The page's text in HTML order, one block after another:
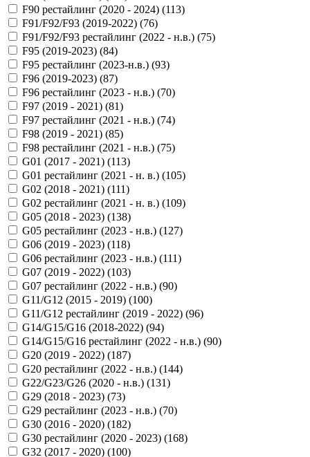
F90 рестайлинг (2020 - 2024) (113)
F91/F92/F93 (2019-2022) (76)
F91/F92/F93 рестайлинг (2022 - н.в.) (75)
F95 (2019-2023) (84)
F95 рестайлинг (2023-н.в.) (93)
F96 (2019-2023) (87)
F96 рестайлинг (2023 - н.в.) (70)
F97 (2019 - 2021) (81)
F97 рестайлинг (2021 - н.в.) (74)
F98 (2019 - 2021) (85)
F98 рестайлинг (2021 - н.в.) (75)
G01 (2017 - 2021) (113)
G01 рестайлинг (2021 - н. в.) (105)
G02 (2018 - 2021) (111)
G02 рестайлинг (2021 - н. в.) (109)
G05 (2018 - 2023) (138)
G05 рестайлинг (2023 - н.в.) (127)
G06 (2019 - 2023) (118)
G06 рестайлинг (2023 - н.в.) (111)
G07 (2019 - 2022) (103)
G07 рестайлинг (2022 - н.в.) (90)
G11/G12 (2015 - 2019) (100)
G11/G12 рестайлинг (2019 - 2022) (96)
G14/G15/G16 (2018-2022) (94)
G14/G15/G16 рестайлинг (2022 - н.в.) (90)
G20 (2019 - 2022) (187)
G20 рестайлинг (2022 - н.в.) (144)
G22/G23/G26 (2020 - н.в.) (131)
G29 (2018 - 2023) (73)
G29 рестайлинг (2023 - н.в.) (70)
G30 (2016 - 2020) (182)
G30 рестайлинг (2020 - 2023) (168)
G32 (2017 - 2020) (100)